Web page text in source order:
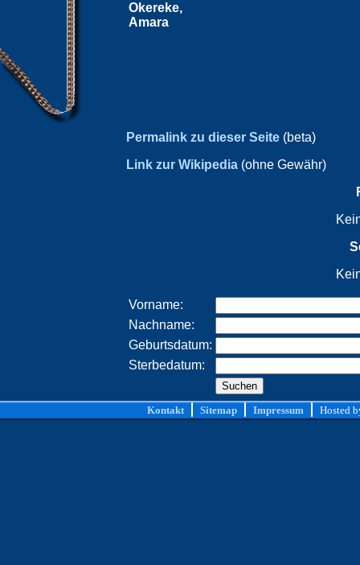
Okereke,
Amara
Permalink zu dieser Seite (beta)
Link zur Wikipedia (ohne Gewähr)
Vorname:
Nachname:
Geburtsdatum:
Sterbedatum:
Kontakt Sitemap Impressum Hosted